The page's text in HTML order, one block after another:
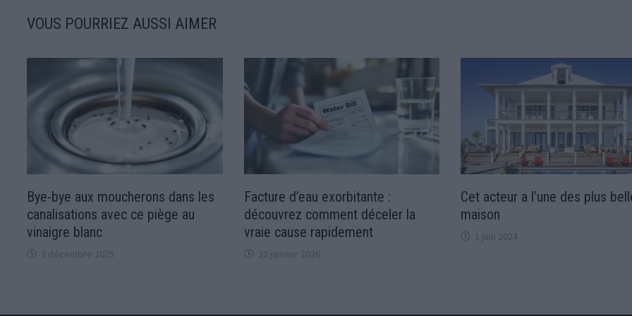
VOUS POURRIEZ AUSSI AIMER
Bye-bye aux moucherons dans les
canalisations avec ce piège au
vinaigre blanc
3 décembre 2025
Facture d’eau exorbitante :
découvrez comment déceler la
vraie cause rapidement
22 janvier 2026
Cet acteur a l’une des plus
maison
1 juin 2024